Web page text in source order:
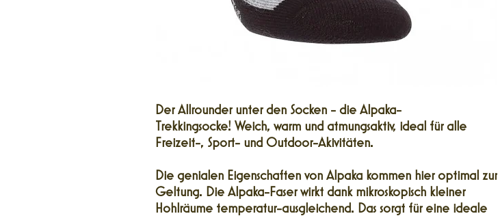
Der Allrounder unter den Socken - die Alpaka-
Trekkingsocke! Weich, warm und atmungsaktiv, ideal für alle
Freizeit-, Sport- und Outdoor-Akivitäten.
Die genialen Eigenschaften von Alpaka kommen hier optimal zur
Geltung. Die Alpaka-Faser wirkt dank mikroskopisch kleiner
Hohlräume temperatur-ausgleichend. Das sorgt für eine ideale